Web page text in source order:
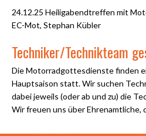
24.12.25 Heiligabendtreffen mit
EC-Mot, Stephan Kübler
Techniker/Technikteam
Die Motorradgottesdienste finden
Hauptsaison statt. Wir suchen
dabei jeweils (oder ab und zu) die
Wir freuen uns über